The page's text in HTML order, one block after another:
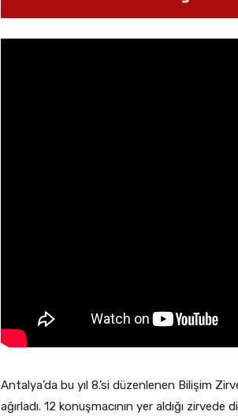
Antalya’da bu yıl 8.’si düzenlenen Bilişim
ağırladı. 12 konuşmacının yer aldığı